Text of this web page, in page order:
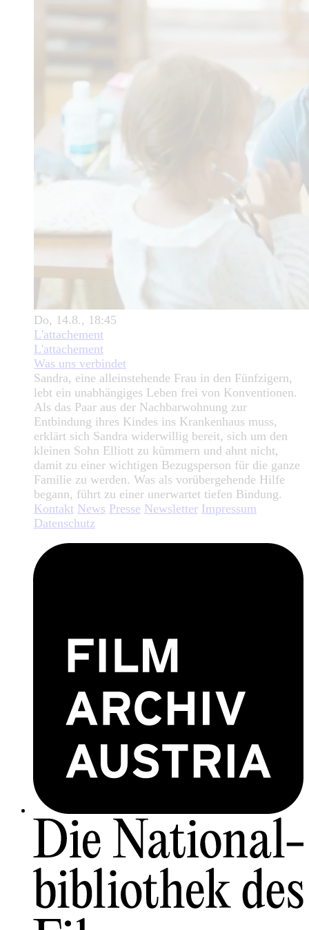
Do, 14.8., 18:45
L'attachement
L'attachement
Was uns verbindet
Sandra, eine alleinstehende Frau in den Fünfzigern,
lebt ein unabhängiges Leben frei von Konventionen.
Als das Paar aus der Nachbarwohnung zur
Entbindung ihres Kindes ins Krankenhaus muss,
erklärt sich Sandra widerwillig bereit, sich um den
kleinen Sohn Elliott zu kümmern und ahnt nicht,
damit zu einer wichtigen Bezugsperson für die ganze
Familie zu werden. Was als vorübergehende Hilfe
begann, führt zu einer unerwartet tiefen Bindung.
Kontakt News Presse Newsletter Impressum
Datenschutz